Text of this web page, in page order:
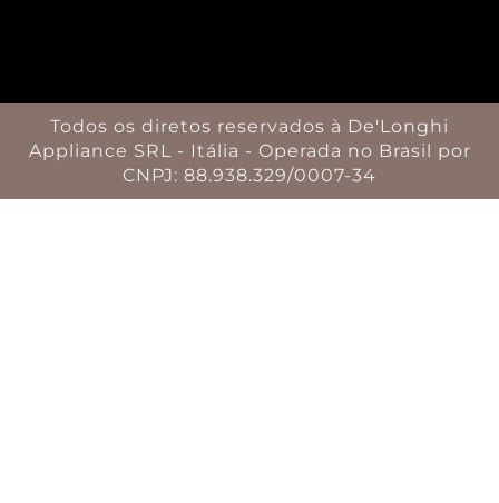
Todos os diretos reservados à De'Longhi
Appliance SRL - Itália - Operada no Brasil por
CNPJ: 88.938.329/0007-34